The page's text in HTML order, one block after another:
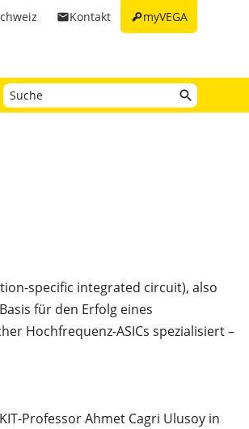
keymyVEGA
emailKontakt
specific integrated circuit), also
für den Erfolg eines
Hochfrequenz-ASICs spezialisiert –
Professor Ahmet Cagri Ulusoy in